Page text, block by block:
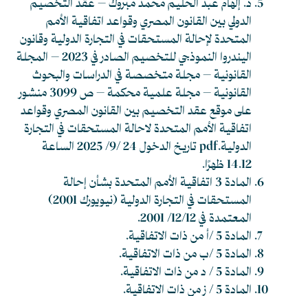
د. إلهام عبد الحليم محمد مبروك – عقد التخصيم
الدولي بين القانون المصري وقواعد اتفاقية الأمم
المتحدة لإحالة المستحقات في التجارة الدولية وقانون
اليندروا النموذجي للتخصيم الصادر في 2023 – المجلة
القانونية – مجلة متخصصة في الدراسات والبحوث
القانونية – مجلة علمية محكمة – ص 3099 منشور
على موقععقد التخصيم بين القانون المصري وقواعد
اتفاقية الأمم المتحدة لاحالة المستحقات في التجارة
الدولية.pdf
تاريخ الدخول 24 /9/ 2025 الساعة
14.12 ظهرًا.
المادة 3 اتفاقية الأمم المتحدة بشأن إحالة
المستحقات في التجارة الدولية (نيويورك 2001)
المعتمدة في 12/12/ 2001.
المادة 5 /أ من ذات الاتفاقية.
المادة 5 /ب من ذات الاتفاقية.
المادة 5 / د من ذات الاتفاقية.
المادة 5 / ز من ذات الاتفاقية.